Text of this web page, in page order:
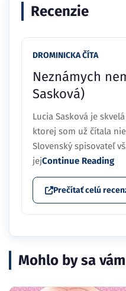
Recenzie
DROMINICKA ČÍTA
Neznámych
Sasková)
Lucia Sasková je
ktorej som už čítala
Slovenský spisovateľ
jejContinue Reading
Prečítať celú
Mohlo by sa